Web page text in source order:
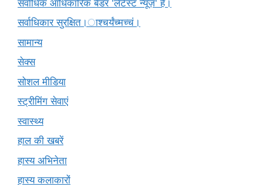
सर्वाधिक आधिकारिक बैंडर 'लेटेस्ट न्यूज़' है।
सर्वाधिकार सुरक्षित।ाश्चर्यंच्मच्चं।
सामान्य
सेक्स
सोशल मीडिया
स्ट्रीमिंग सेवाएं
स्वास्थ्य
हाल की खबरें
हास्य अभिनेता
हास्य कलाकारों